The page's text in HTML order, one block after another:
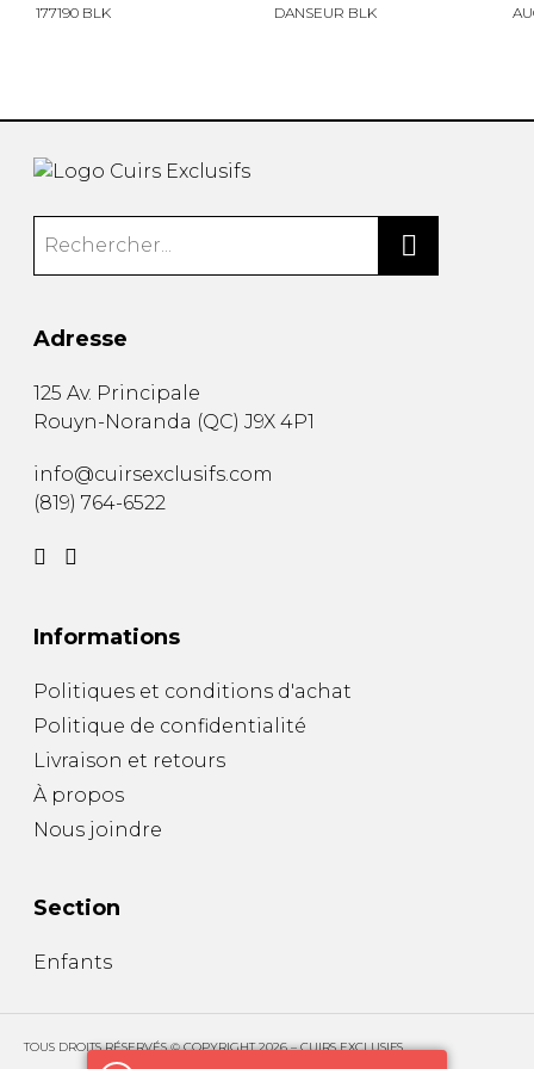
177190 BLK
DANSEUR BLK
Adresse
125 Av. Principale
Rouyn-Noranda (QC) J9X 4P1
info@cuirsexclusifs.com
(819) 764-6522
Informations
Politiques et conditions d'achat
Politique de confidentialité
Livraison et retours
À propos
Nous joindre
Section
Enfants
TOUS DROITS RÉSERVÉS © COPYRIGHT 2026 – CUIRS EXCLUSIFS